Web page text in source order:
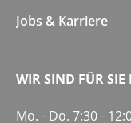
Jobs & Karriere
WIR SIND FÜR SIE
Mo. - Do. 7:30 -